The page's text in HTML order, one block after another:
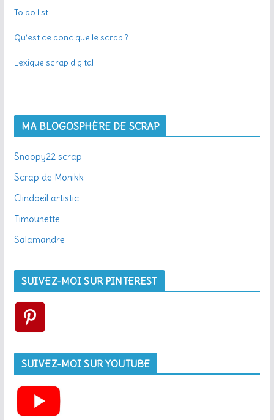
To do list
Qu’est ce donc que le scrap ?
Lexique scrap digital
MA BLOGOSPHÈRE DE SCRAP
Snoopy22 scrap
Scrap de Monikk
Clindoeil artistic
Timounette
Salamandre
SUIVEZ-MOI SUR PINTEREST
SUIVEZ-MOI SUR YOUTUBE